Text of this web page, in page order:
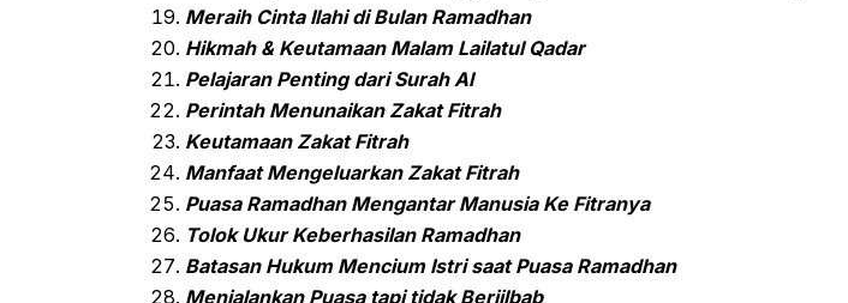
Meraih Cinta Ilahi di Bulan Ramadhan
Hikmah & Keutamaan Malam Lailatul Qadar
Pelajaran Penting dari Surah Al
Perintah Menunaikan Zakat Fitrah
Keutamaan Zakat Fitrah
Manfaat Mengeluarkan Zakat Fitrah
Puasa Ramadhan Mengantar Manusia Ke Fitranya
Tolok Ukur Keberhasilan Ramadhan
Batasan Hukum Mencium Istri saat Puasa Ramadhan
Menjalankan Puasa tapi tidak Berjilbab